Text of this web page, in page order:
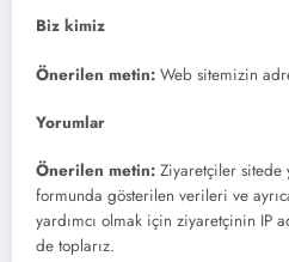
Biz kimiz
Önerilen metin: Web sitemizin
Yorumlar
Önerilen metin: Ziyaretçiler sitede
formunda gösterilen verileri ve
yardımcı olmak için ziyaretçinin IP
de toplarız.